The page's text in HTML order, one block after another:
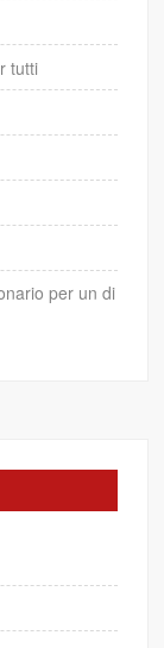
tutti
per un di